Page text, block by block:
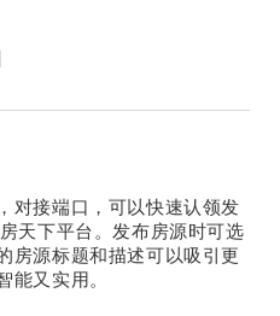
对接端口，可以快速认领发
天下平台。发布房源时可选
房源标题和描述可以吸引更
能又实用。